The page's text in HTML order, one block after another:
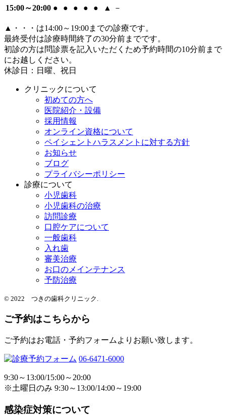
15:00～20:00 ● ● ● ● ● ▲ －
▲
・・・は14:00～19:00までの診療です。
最終受付は診療時間終了の30分前までです。
初診の方は問診票を記入いただくため予約時間の10分前まで
にお越しください。
休診日：日曜、祝日
クリニックについて
初めての方へ
医院紹介・設備
採用情報
オンライン資格について
ペイシェントハラスメントに対する方針
お知らせ
ブログ
プライバシーポリシー
診療について
小児歯科
小児歯科の治療
訪問診療
口腔ケアについて
一般歯科
入れ歯
審美治療
お口のメインテナンス
予防治療
© 2022 つきの歯科クリニック.
ご予約はこちらから
ご予約はお電話・予約フォームよりお願い致します。
06-6471-6000
9:30～13:00/15:00～20:00
※土曜日のみ 9:30～13:00/14:00～19:00
感染症対策について